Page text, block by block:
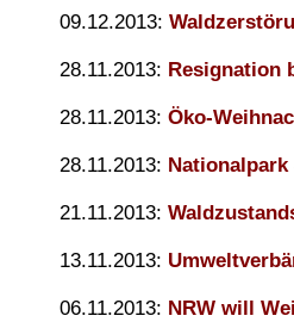
09.12.2013:
28.11.2013: Resignation
28.11.2013: Öko-
28.11.2013:
21.11.2013:
13.11.2013:
06.11.2013: NRW will